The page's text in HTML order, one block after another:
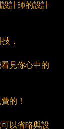
計師的設計
，
見你心中的
的！
以省略與設